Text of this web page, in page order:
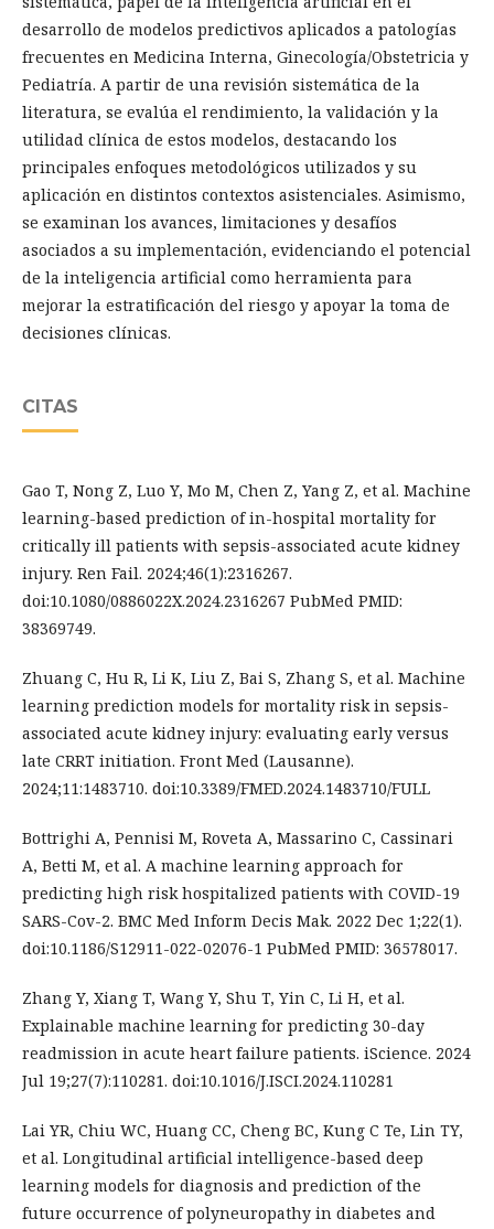
desarrollo de modelos predictivos aplicados a patologías
frecuentes en Medicina Interna, Ginecología/Obstetricia y
Pediatría. A partir de una revisión sistemática de la
literatura, se evalúa el rendimiento, la validación y la
utilidad clínica de estos modelos, destacando los
principales enfoques metodológicos utilizados y su
aplicación en distintos contextos asistenciales. Asimismo,
se examinan los avances, limitaciones y desafíos
asociados a su implementación, evidenciando el potencial
de la inteligencia artificial como herramienta para
mejorar la estratificación del riesgo y apoyar la toma de
decisiones clínicas.
CITAS
Gao T, Nong Z, Luo Y, Mo M, Chen Z, Yang Z, et al. Machine
learning-based prediction of in-hospital mortality for
critically ill patients with sepsis-associated acute kidney
injury. Ren Fail. 2024;46(1):2316267.
doi:10.1080/0886022X.2024.2316267 PubMed PMID:
38369749.
Zhuang C, Hu R, Li K, Liu Z, Bai S, Zhang S, et al. Machine
learning prediction models for mortality risk in sepsis-
associated acute kidney injury: evaluating early versus
late CRRT initiation. Front Med (Lausanne).
2024;11:1483710. doi:10.3389/FMED.2024.1483710/FULL
Bottrighi A, Pennisi M, Roveta A, Massarino C, Cassinari
A, Betti M, et al. A machine learning approach for
predicting high risk hospitalized patients with COVID-19
SARS-Cov-2. BMC Med Inform Decis Mak. 2022 Dec 1;22(1).
doi:10.1186/S12911-022-02076-1 PubMed PMID: 36578017.
Zhang Y, Xiang T, Wang Y, Shu T, Yin C, Li H, et al.
Explainable machine learning for predicting 30-day
readmission in acute heart failure patients. iScience. 2024
Jul 19;27(7):110281. doi:10.1016/J.ISCI.2024.110281
Lai YR, Chiu WC, Huang CC, Cheng BC, Kung C Te, Lin TY,
et al. Longitudinal artificial intelligence-based deep
learning models for diagnosis and prediction of the
future occurrence of polyneuropathy in diabetes and